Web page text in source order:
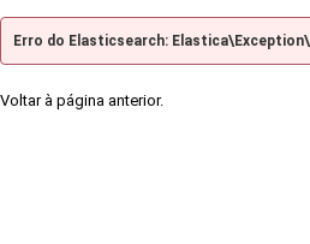
Erro do Elasticsearch:
Voltar à página anterior.